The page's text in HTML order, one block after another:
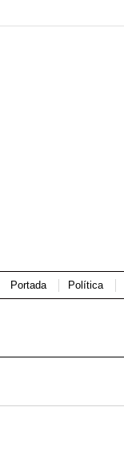
Portada Política